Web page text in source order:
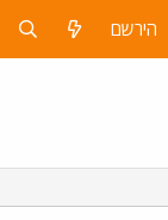
הירשם